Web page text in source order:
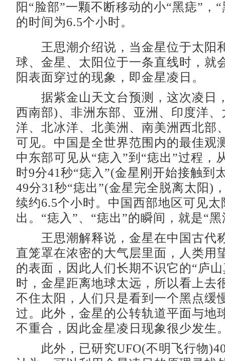
阳“脸部”一颗不断移动的小“黑痣”，
的时间为6.5个小时。
王思潮介绍说，当金星位于太阳
球、金星、太阳位于一条直线时，就
阳表面穿过的现象，即金星凌日。
据紫金山天文台预测，这次凌日
西南部)、非洲东部、亚洲、印度洋
洋、北冰洋、北美洲、南美洲西北部
可见。中国是全世界范围内的最佳观
中东部可见从“痣入”到“痣出”过程，
时9分41秒“痣入”(金星刚开始接触到
49分31秒“痣出”(金星完全脱离太阳)
续约6.5个小时。中国西部地区可见太
出。“痣入”、“痣出”的瞬间，就是“
王思潮解释说，金星在中国古代
直笼罩在浓密的大气层里面，人类用
的表面，因此人们长期不识它的“庐
时，金星距离地球太远，所以看上去
不住太阳，人们只是看到一个黑点缓
过。此外，金星的公转轨道平面与地
不重合，因此金星凌日现象很少发生
此外，已研究UFO(不明飞行物